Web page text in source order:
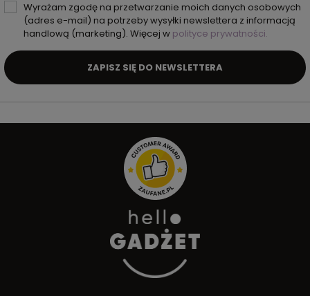
Wyrażam zgodę na przetwarzanie moich danych osobowych
(adres e-mail) na potrzeby wysyłki newslettera z informacją
handlową (marketing). Więcej w polityce prywatności.
ZAPISZ SIĘ DO NEWSLETTERA